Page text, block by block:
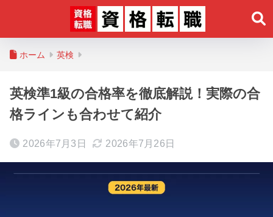
ホーム 英検
英検準1級の合格率を徹底解説！実際の合
格ラインも合わせて紹介
2026年7月3日 2026年7月26日